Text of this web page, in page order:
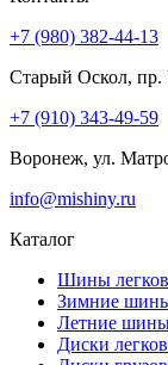
+7 (980) 382-44-13
Старый Оскол, пр.
+7 (910) 343-49-59
Воронеж, ул.
info@mishiny.ru
Каталог
Шины
Зимние
Летние
Диски